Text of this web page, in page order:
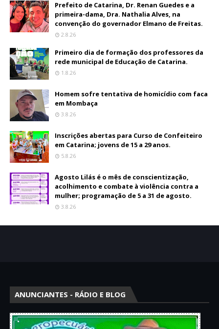
Prefeito de Catarina, Dr. Renan Guedes e a
primeira-dama, Dra. Nathalia Alves, na
convenção do governador Elmano de Freitas.
2.8.26
Primeiro dia de formação dos professores da
rede municipal de Educação de Catarina.
1.8.26
Homem sofre tentativa de homicídio com faca
em Mombaça
3.8.26
Inscrições abertas para Curso de Confeiteiro
em Catarina; jovens de 15 a 29 anos.
5.8.26
Agosto Lilás é o mês de conscientização,
acolhimento e combate à violência contra a
mulher; programação de 5 a 31 de agosto.
3.8.26
ANUNCIANTES - RÁDIO E BLOG